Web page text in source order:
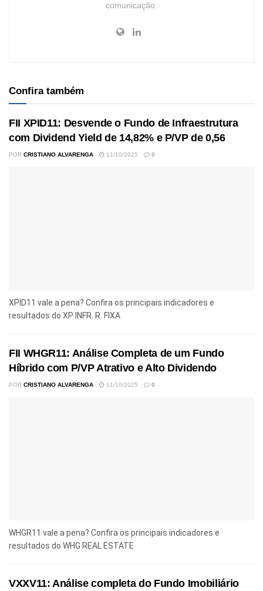
comunicação.
Confira também
FII XPID11: Desvende o Fundo de Infraestrutura
com Dividend Yield de 14,82% e P/VP de 0,56
POR CRISTIANO ALVARENGA 11/10/2025 0
XPID11 vale a pena? Confira os principais indicadores e
resultados do XP INFR. R. FIXA
FII WHGR11: Análise Completa de um Fundo
Híbrido com P/VP Atrativo e Alto Dividendo
POR CRISTIANO ALVARENGA 11/10/2025 0
WHGR11 vale a pena? Confira os principais indicadores e
resultados do WHG REAL ESTATE
VXXV11: Análise completa do Fundo Imobiliário